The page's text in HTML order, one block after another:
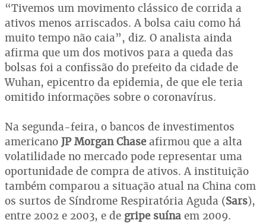
“Tivemos um movimento clássico de corrida a
ativos menos arriscados. A bolsa caiu como há
muito tempo não caia”, diz. O analista ainda
afirma que um dos motivos para a queda das
bolsas foi a confissão do prefeito da cidade de
Wuhan, epicentro da epidemia, de que ele teria
omitido informações sobre o coronavírus.
Na segunda-feira, o bancos de investimentos
americano JP Morgan Chaseafirmou que a alta
volatilidade no mercado pode representar uma
oportunidade de compra de ativos. A instituição
também comparou a situação atual na China com
os surtos de Síndrome Respiratória Aguda (Sars),
entre 2002 e 2003, e de gripe suína em 2009.